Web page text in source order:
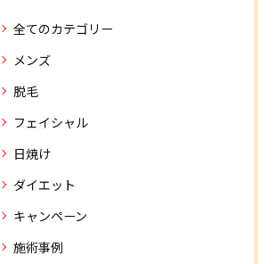
全てのカテゴリー
メンズ
脱毛
フェイシャル
日焼け
ダイエット
キャンペーン
施術事例